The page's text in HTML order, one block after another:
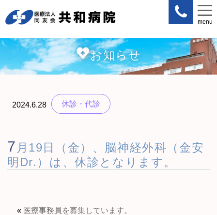
menu
お知らせ
2024.6.28 休診・代診
7 月19日（金）、脳神経外科（金安
明Dr.）は、休診となります。
« 医療事務員を募集しています。